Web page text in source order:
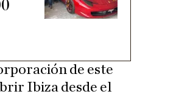
de este
Ibiza desde el